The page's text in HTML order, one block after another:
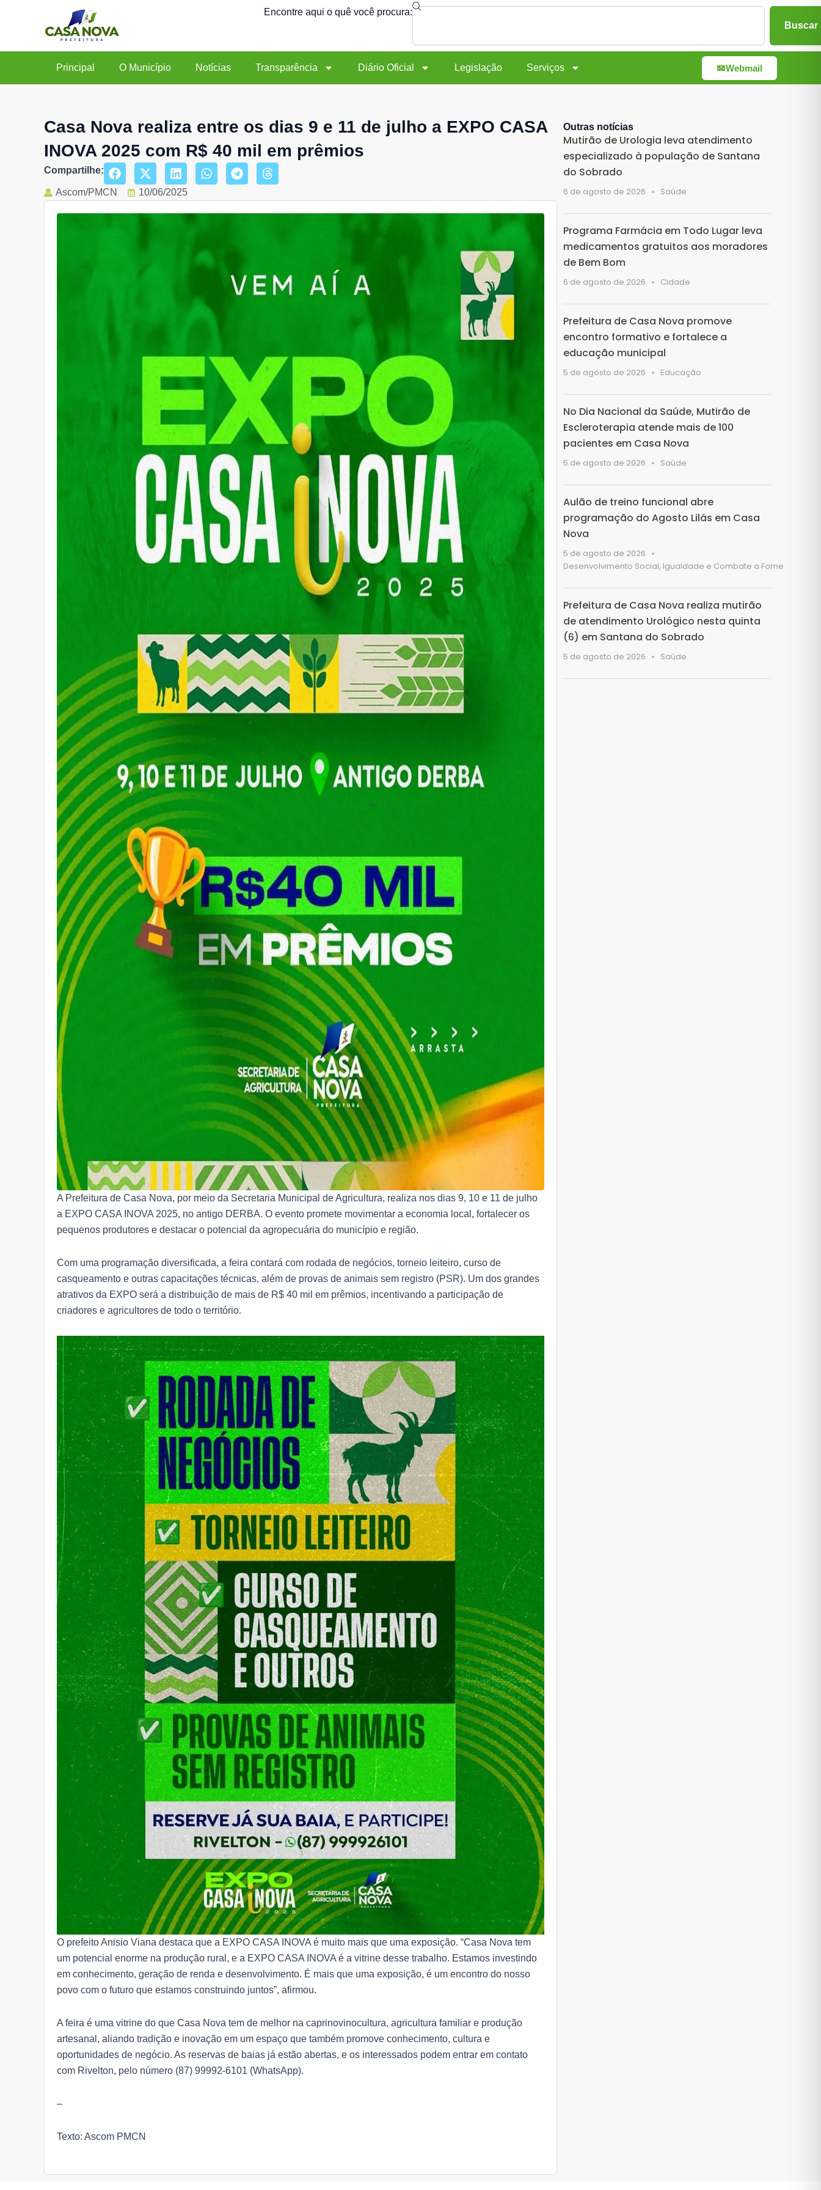
conteúdo
Encontre aqui o quê você procura:Search
Buscar
Principal O Município Notícias Transparência Diário Oficial Legislação Serviços Webmail
Casa Nova realiza entre os dias 9 e 11 de julho a EXPO CASA
INOVA 2025 com R$ 40 mil em prêmios
Compartilhe:
Ascom/PMCN 10/06/2025
A Prefeitura de Casa Nova, por meio da Secretaria Municipal de Agricultura, realiza nos dias 9, 10 e 11 de julho
a EXPO CASA INOVA 2025, no antigo DERBA. O evento promete movimentar a economia local, fortalecer os
pequenos produtores e destacar o potencial da agropecuária do município e região.
Com uma programação diversificada, a feira contará com rodada de negócios, torneio leiteiro, curso de
casqueamento e outras capacitações técnicas, além de provas de animais sem registro (PSR). Um dos grandes
atrativos da EXPO será a distribuição de mais de R$ 40 mil em prêmios, incentivando a participação de
criadores e agricultores de todo o território.
O prefeito Anisio Viana destaca que a EXPO CASA INOVA é muito mais que uma exposição. “Casa Nova tem
um potencial enorme na produção rural, e a EXPO CASA INOVA é a vitrine desse trabalho. Estamos investindo
em conhecimento, geração de renda e desenvolvimento. É mais que uma exposição, é um encontro do nosso
povo com o futuro que estamos construindo juntos”, afirmou.
A feira é uma vitrine do que Casa Nova tem de melhor na caprinovinocultura, agricultura familiar e produção
artesanal, aliando tradição e inovação em um espaço que também promove conhecimento, cultura e
oportunidades de negócio. As reservas de baias já estão abertas, e os interessados podem entrar em contato
com Rivelton, pelo número (87) 99992-6101 (WhatsApp).
–
Texto: Ascom PMCN
Outras notícias
Mutirão de Urologia leva atendimento
especializado à população de Santana
do Sobrado
6 de agosto de 2026 Saúde
Programa Farmácia em Todo Lugar leva
medicamentos gratuitos aos moradores
de Bem Bom
6 de agosto de 2026 Cidade
Prefeitura de Casa Nova promove
encontro formativo e fortalece a
educação municipal
5 de agosto de 2026 Educação
No Dia Nacional da Saúde, Mutirão de
Escleroterapia atende mais de 100
pacientes em Casa Nova
5 de agosto de 2026 Saúde
Aulão de treino funcional abre
programação do Agosto Lilás em Casa
Nova
5 de agosto de 2026
Desenvolvimento Social, Igualdade e Combate a Fome
Prefeitura de Casa Nova realiza mutirão
de atendimento Urológico nesta quinta
(6) em Santana do Sobrado
5 de agosto de 2026 Saúde